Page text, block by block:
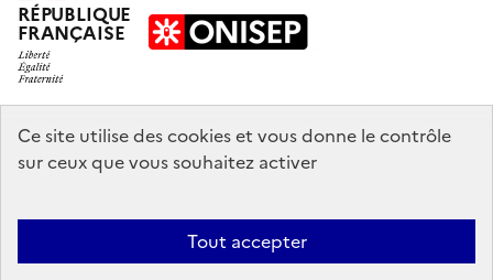
Ce site utilise des cookies et vous donne le contrôle
sur ceux que vous souhaitez activer
Tout accepter
RÉPUBLIQUE
FRANÇAISE
education.gouv.fr
enseignementsup-recherche.gouv.fr